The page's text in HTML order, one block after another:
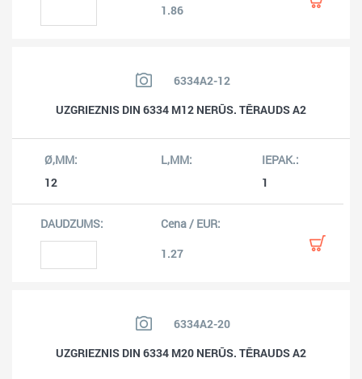
1.86
6334A2-12
UZGRIEZNIS DIN 6334 M12 NERŪS. TĒRAUDS A2
12 1
1.27
6334A2-20
UZGRIEZNIS DIN 6334 M20 NERŪS. TĒRAUDS A2